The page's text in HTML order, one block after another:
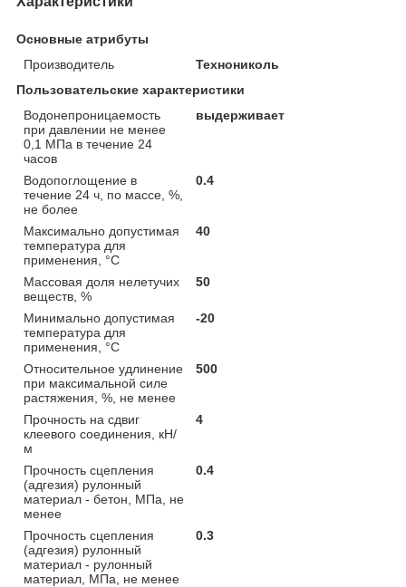
Основные атрибуты
Производитель
Технониколь
Пользовательские характеристики
Водонепроницаемость
при давлении не менее
0,1 МПа в течение 24
часов
выдерживает
Водопоглощение в
течение 24 ч, по массе, %,
не более
0.4
Максимально допустимая
температура для
применения, °С
40
Массовая доля нелетучих
веществ, %
50
Минимально допустимая
температура для
применения, °С
-20
Относительное удлинение
при максимальной силе
растяжения, %, не менее
500
Прочность на сдвиг
клеевого соединения, кН/
м
4
Прочность сцепления
(адгезия) рулонный
материал - бетон, МПа, не
менее
0.4
Прочность сцепления
(адгезия) рулонный
материал - рулонный
материал, МПа, не менее
0.3